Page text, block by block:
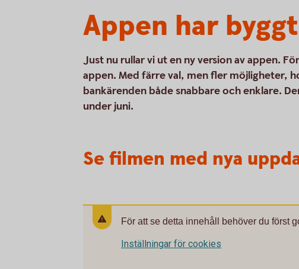
Appen har
Just nu rullar vi ut en ny version av appen.
appen. Med färre val, men fler möjligheter,
bankärenden både snabbare och enklare.
under juni.
Se filmen med nya
För att se detta innehåll behöver du först
Inställningar för cookies